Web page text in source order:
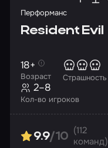
Перформанс
Resident Evil
Возраст
18+
Страшность
Кол-во игроков
2–8
9.9/10
(112
команд)